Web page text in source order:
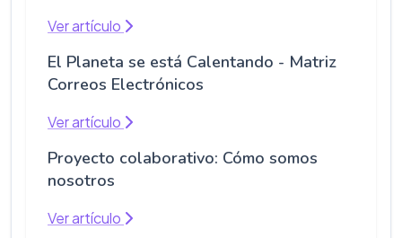
Ver artículo
El Planeta se está Calentando - Matriz
Correos Electrónicos
Ver artículo
Proyecto colaborativo: Cómo somos
nosotros
Ver artículo